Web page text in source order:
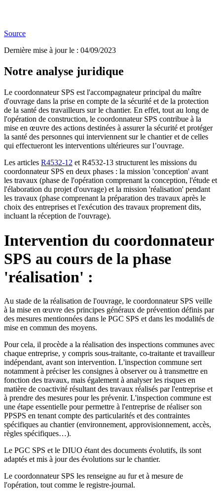
Source
Dernière mise à jour le : 04/09/2023
Notre analyse juridique
Le coordonnateur SPS est l'accompagnateur principal du maître
d'ouvrage dans la prise en compte de la sécurité et de la protection
de la santé des travailleurs sur le chantier. En effet, tout au long de
l'opération de construction, le coordonnateur SPS contribue à la
mise en œuvre des actions destinées à assurer la sécurité et protéger
la santé des personnes qui interviennent sur le chantier et de celles
qui effectueront les interventions ultérieures sur l’ouvrage.
Les articles R4532-12 et R4532-13 structurent les missions du
coordonnateur SPS en deux phases : la mission 'conception' avant
les travaux (phase de l'opération comprenant la conception, l'étude et
l'élaboration du projet d'ouvrage) et la mission 'réalisation' pendant
les travaux (phase comprenant la préparation des travaux après le
choix des entreprises et l'exécution des travaux proprement dits,
incluant la réception de l'ouvrage).
Intervention du coordonnateur
SPS au cours de la phase
'réalisation' :
Au stade de la réalisation de l'ouvrage, le coordonnateur SPS veille
à la mise en œuvre des principes généraux de prévention définis par
des mesures mentionnées dans le PGC SPS et dans les modalités de
mise en commun des moyens.
Pour cela, il procède a la réalisation des inspections communes avec
chaque entreprise, y compris sous-traitante, co-traitante et travailleur
indépendant, avant son intervention. L'inspection commune sert
notamment à préciser les consignes à observer ou à transmettre en
fonction des travaux, mais également à analyser les risques en
matière de coactivité résultant des travaux réalisés par l'entreprise et
à prendre des mesures pour les prévenir. L'inspection commune est
une étape essentielle pour permettre à l'entreprise de réaliser son
PPSPS en tenant compte des particularités et des contraintes
spécifiques au chantier (environnement, approvisionnement, accès,
règles spécifiques…).
Le PGC SPS et le DIUO étant des documents évolutifs, ils sont
adaptés et mis à jour des évolutions sur le chantier.
Le coordonnateur SPS les renseigne au fur et à mesure de
l'opération, tout comme le registre-journal.